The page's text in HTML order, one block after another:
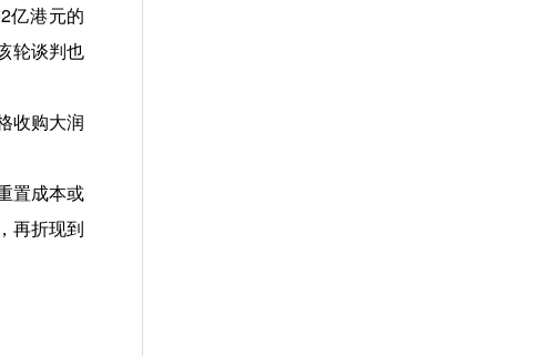
亿港元的
轮谈判也
收购大润
置成本或
再折现到